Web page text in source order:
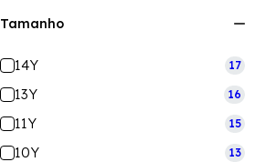
Tamanho
14Y 17
13Y 16
11Y 15
10Y 13